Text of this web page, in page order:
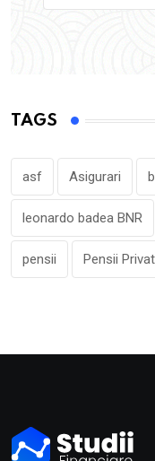
TAGS
asf Asigurari
leonardo badea BNR
pensii Pensii